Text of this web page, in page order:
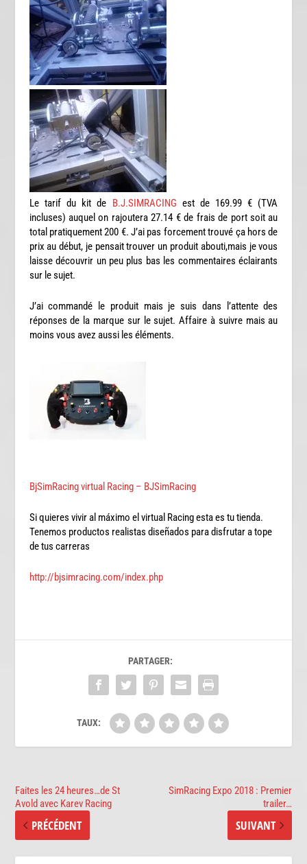
Le tarif du kit de B.J.SIMRACING est de 169.99 € (TVA
incluses) auquel on rajoutera 27.14 € de frais de port soit au
total pratiquement 200 €. J’ai pas forcement trouvé ça hors de
prix au début, je pensait trouver un produit abouti,mais je vous
laisse découvrir un peu plus bas les commentaires éclairants
sur le sujet.
J’ai commandé le produit mais je suis dans l’attente des
réponses de la marque sur le sujet. Affaire à suivre mais au
moins vous avez aussi les éléments.
BjSimRacing virtual Racing – BJSimRacing
Si quieres vivir al máximo el virtual Racing esta es tu tienda.
Tenemos productos realistas diseñados para disfrutar a tope
de tus carreras
http://bjsimracing.com/index.php
PARTAGER:
TAUX:
Faites les 24 heures…de St
Avold avec Karev Racing
PRÉCÉDENT
SimRacing Expo 2018 : Premier
trailer…
SUIVANT